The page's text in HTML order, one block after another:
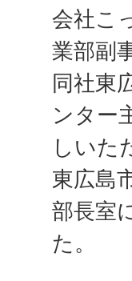
会社こ
業部副
同社東
ンター
しいた
東広島
部長室
た。